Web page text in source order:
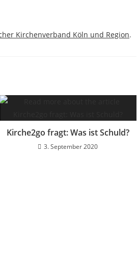
Kirchenverband Köln und Region.
Kirche2go fragt: Was ist Schuld?
3. September 2020